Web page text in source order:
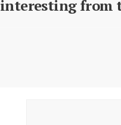
interesting from